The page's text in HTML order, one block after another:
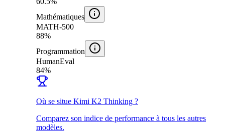
Mathématiques
MATH-500
88%
Programmation
HumanEval
84%
Où se situe Kimi K2 Thinking ?
Comparez son indice de performance à tous les autres
modèles.